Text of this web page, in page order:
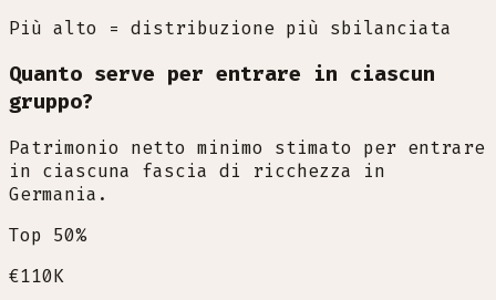
Più alto = distribuzione più sbilanciata
Quanto serve per entrare in ciascun
gruppo?
Patrimonio netto minimo stimato per entrare
in ciascuna fascia di ricchezza in
Germania.
Top 50%
€110K